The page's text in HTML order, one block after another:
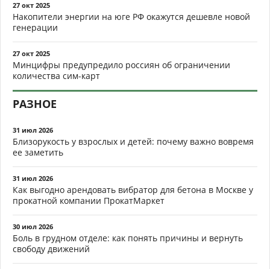
27 окт 2025
Накопители энергии на юге РФ окажутся дешевле новой
генерации
27 окт 2025
Минцифры предупредило россиян об ограничении
количества сим-карт
РАЗНОЕ
31 июл 2026
Близорукость у взрослых и детей: почему важно вовремя
ее заметить
31 июл 2026
Как выгодно арендовать вибратор для бетона в Москве у
прокатной компании ПрокатМаркет
30 июл 2026
Боль в грудном отделе: как понять причины и вернуть
свободу движений